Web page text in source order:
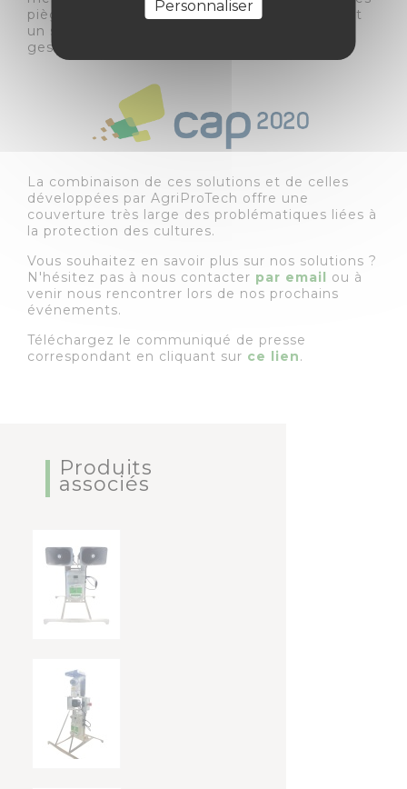
pièges connectés CapTrap®, Cap 2020 permet
un suivi automatisé, en temps réel et une
gestion efficace de ces enjeux.
La combinaison de ces solutions et de celles
développées par AgriProTech offre une
couverture très large des problématiques liées à
la protection des cultures.
Vous souhaitez en savoir plus sur nos solutions ?
N'hésitez pas à nous contacter par email
ou à
venir nous rencontrer lors de nos prochains
événements.
Téléchargez le communiqué de presse
correspondant en cliquant sur ce lien.
Produits
associés
Personnaliser